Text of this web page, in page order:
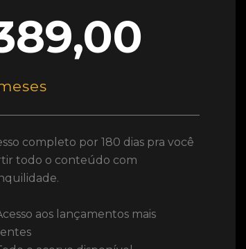
completo por 180 dias pra você
todo o conteúdo com
aos lançamentos mais